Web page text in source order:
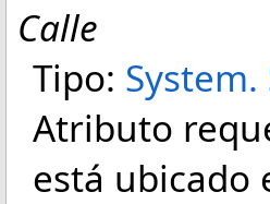
Calle
Tipo: System.
Atributo
está ubicado